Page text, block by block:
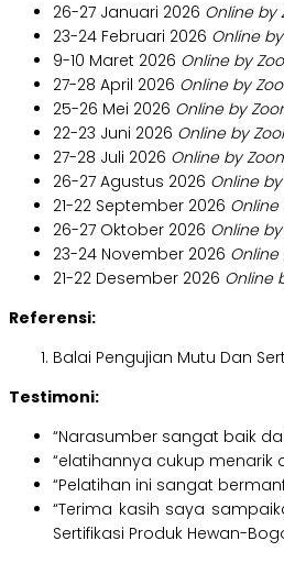
26-27 Januari 2026 Online by
23-24 Februari 2026 Online
9-10 Maret 2026 Online by
27-28 April 2026 Online by
25-26 Mei 2026 Online by
22-23 Juni 2026 Online by
27-28 Juli 2026 Online by
26-27 Agustus 2026 Online
21-22 September 2026
26-27 Oktober 2026 Online
23-24 November 2026
21-22 Desember 2026 Online
Referensi:
Balai Pengujian Mutu Dan
Testimoni:
“Narasumber sangat baik
“elatihannya cukup menarik
“Pelatihan ini sangat
“Terima kasih saya
Sertifikasi Produk Hewan-